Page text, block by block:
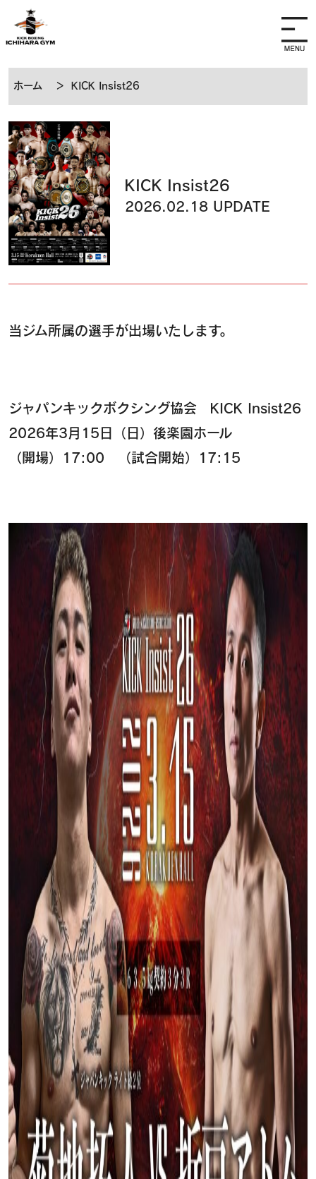
ホーム ＞ KICK Insist26
KICK Insist26
2026.02.18 UPDATE
当ジム所属の選手が出場いたします。
ジャパンキックボクシング協会 KICK Insist26
2026年3月15日（日）後楽園ホール
（開場）17:00 （試合開始）17:15